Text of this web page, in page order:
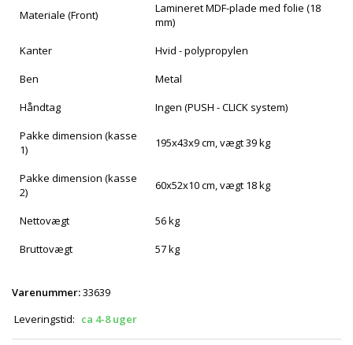
Materiale (Front)
Lamineret MDF-plade med folie (18
mm)
Kanter
Hvid - polypropylen
Ben
Metal
Håndtag
Ingen (PUSH - CLICK system)
Pakke dimension (kasse
1)
195x43x9 cm, vægt 39 kg
Pakke dimension (kasse
2)
60x52x10 cm, vægt 18 kg
Nettovægt
56 kg
Bruttovægt
57 kg
Varenummer:33639
Leveringstid: ca 4-8 uger